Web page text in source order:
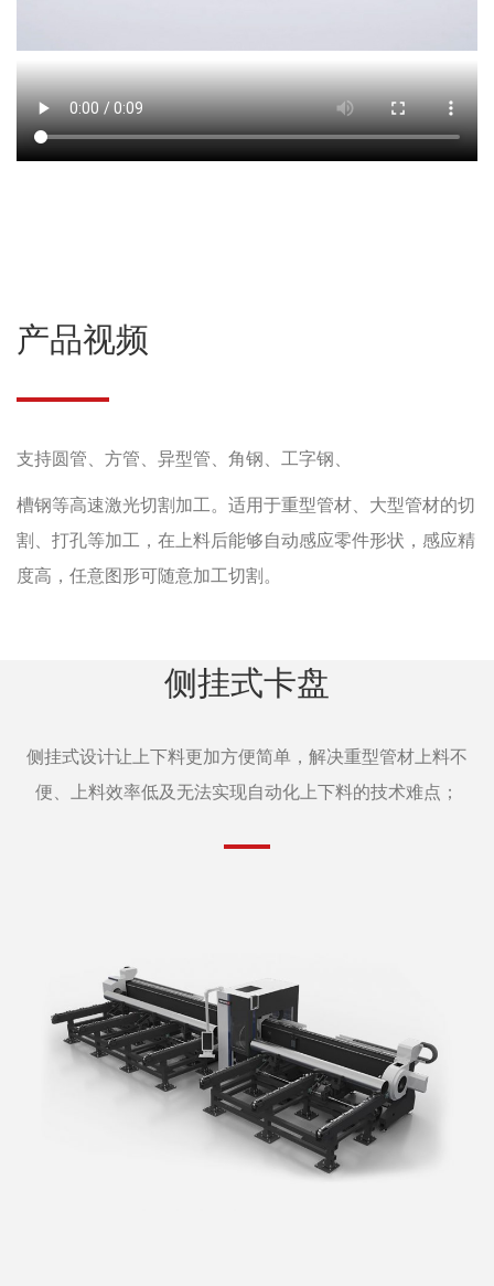
产品视频
支持圆管、方管、异型管、角钢、工字钢、
槽钢等高速激光切割加工。适用于重型管材、大型管材的切
割、打孔等加工，在上料后能够自动感应零件形状，感应精
度高，任意图形可随意加工切割。
侧挂式卡盘
侧挂式设计让上下料更加方便简单，解决重型管材上料不
便、上料效率低及无法实现自动化上下料的技术难点；